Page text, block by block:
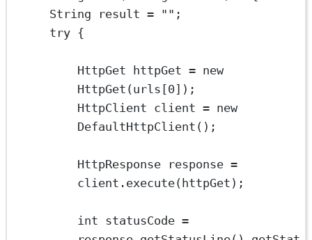
String
result = "" ;
try {
HttpGet httpGet = new
HttpGet (urls[0]);
HttpClient client = new
DefaultHttpClient ();
HttpResponse response =
client. execute(httpGet);
int statusCode =